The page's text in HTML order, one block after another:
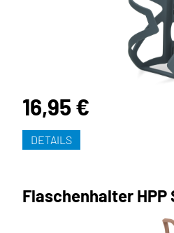
16,95 €
DETAILS
Flaschenhalter HPP